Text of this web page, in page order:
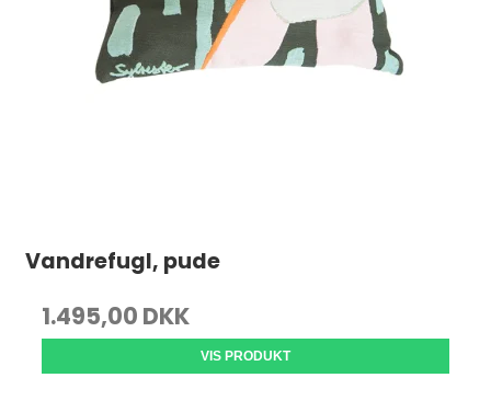
Vandrefugl, pude
1.495,00 DKK
VIS PRODUKT